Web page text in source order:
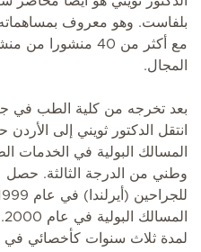
بلفاست. وهو معروف بمساهماته
المجال.
انتقل الدكتور ثويني إلى
المسالك البولية في الخدمات
وطني من الدرجة الثالثة. حصل
لمدة ثلاث سنوات كأخصائي في